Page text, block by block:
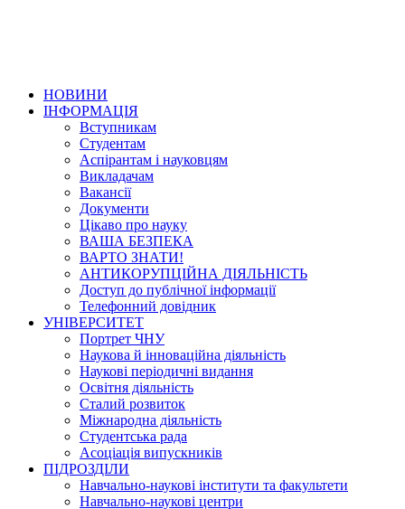
НОВИНИ
ІНФОРМАЦІЯ
Вступникам
Студентам
Аспірантам і науковцям
Викладачам
Вакансії
Документи
Цікаво про науку
ВАША БЕЗПЕКА
ВАРТО ЗНАТИ!
АНТИКОРУПЦІЙНА ДІЯЛЬНІСТЬ
Доступ до публічної інформації
Телефонний довідник
УНІВЕРСИТЕТ
Портрет ЧНУ
Наукова й інноваційна діяльність
Наукові періодичні видання
Освітня діяльність
Сталий розвиток
Міжнародна діяльність
Студентська рада
Асоціація випускників
ПІДРОЗДІЛИ
Навчально-наукові інститути та факультети
Навчально-наукові центри